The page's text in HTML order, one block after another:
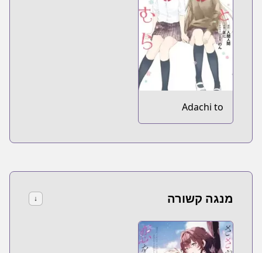
Adachi to
Shimamura
מנגה קשורה ↓